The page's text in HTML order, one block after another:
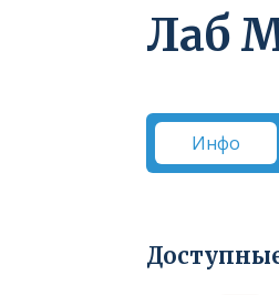
Лаб
Инфо